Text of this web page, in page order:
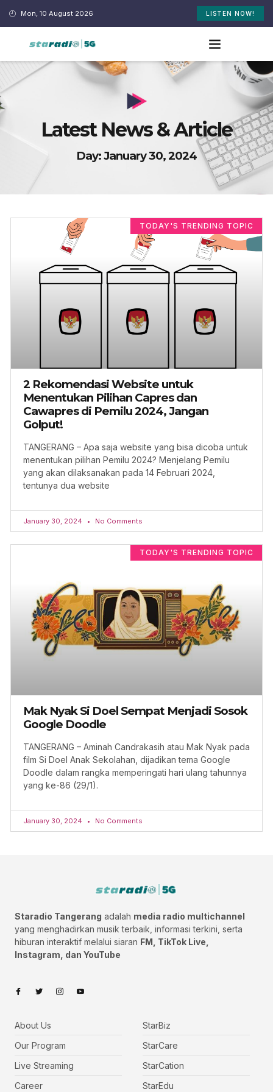
Mon, 10 August 2026 LISTEN NOW!
Latest News & Article
Day: January 30, 2024
TODAY'S TRENDING TOPIC
2 Rekomendasi Website untuk
Menentukan Pilihan Capres dan
Cawapres di Pemilu 2024, Jangan
Golput!
TANGERANG – Apa saja website yang bisa dicoba untuk
menentukan pilihan Pemilu 2024? Menjelang Pemilu
yang akan dilaksanakan pada 14 Februari 2024,
tentunya dua website
January 30, 2024 No Comments
TODAY'S TRENDING TOPIC
Mak Nyak Si Doel Sempat Menjadi Sosok
Google Doodle
TANGERANG – Aminah Candrakasih atau Mak Nyak pada
film Si Doel Anak Sekolahan, dijadikan tema Google
Doodle dalam rangka memperingati hari ulang tahunnya
yang ke-86 (29/1).
January 30, 2024 No Comments
Staradio Tangerang adalah media radio multichannel
yang menghadirkan musik terbaik, informasi terkini, serta
hiburan interaktif melalui siaran FM, TikTok Live,
Instagram, dan YouTube
About Us
Our Program
Live Streaming
Career
StarBiz
StarCare
StarCation
StarEdu